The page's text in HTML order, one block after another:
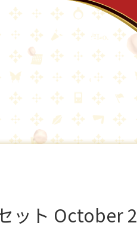
ット October